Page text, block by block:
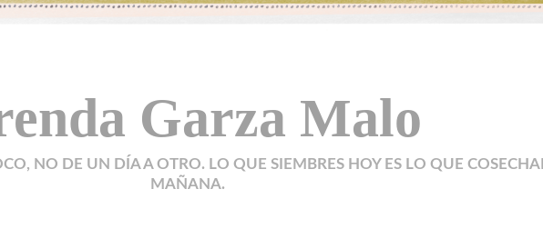
Garza Malo
NO DE UN DÍA A OTRO. LO QUE SIEMBRES HOY ES LO QUE
MAÑANA.